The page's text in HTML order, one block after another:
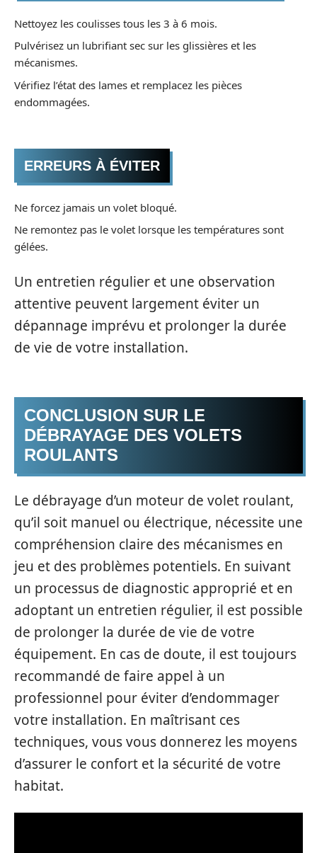
Nettoyez les coulisses tous les 3 à 6 mois.
Pulvérisez un lubrifiant sec sur les glissières et les
mécanismes.
Vérifiez l’état des lames et remplacez les pièces
endommagées.
ERREURS À ÉVITER
Ne forcez jamais un volet bloqué.
Ne remontez pas le volet lorsque les températures sont
gélées.
Un entretien régulier et une observation
attentive peuvent largement éviter un
dépannage imprévu et prolonger la durée
de vie de votre installation.
CONCLUSION SUR LE
DÉBRAYAGE DES VOLETS
ROULANTS
Le débrayage d’un moteur de volet roulant,
qu’il soit manuel ou électrique, nécessite une
compréhension claire des mécanismes en
jeu et des problèmes potentiels. En suivant
un processus de diagnostic approprié et en
adoptant un entretien régulier, il est possible
de prolonger la durée de vie de votre
équipement. En cas de doute, il est toujours
recommandé de faire appel à un
professionnel pour éviter d’endommager
votre installation. En maîtrisant ces
techniques, vous vous donnerez les moyens
d’assurer le confort et la sécurité de votre
habitat.